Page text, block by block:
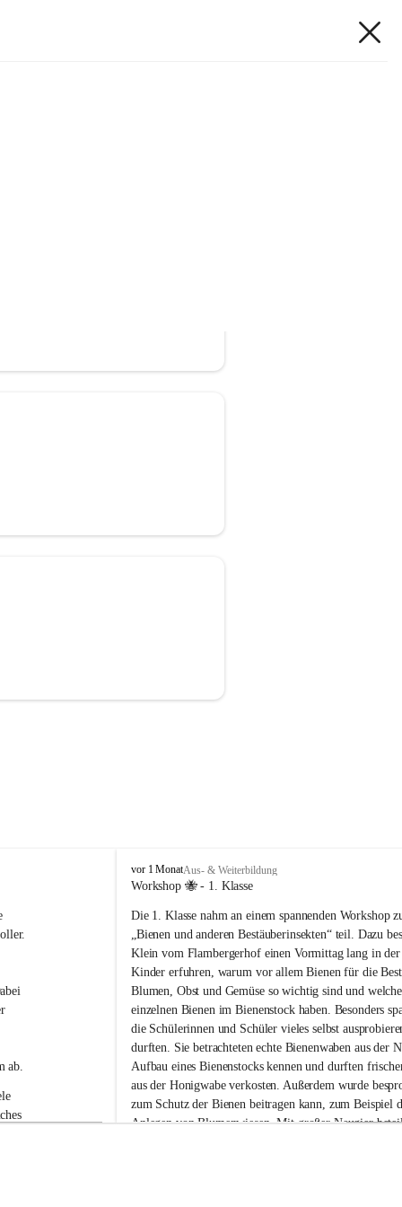
ab.
V
o
k
s
s
c
h
u
l
e
G
a
b
r
s
vor 1 MonatAus- & Weiterbildung
Workshop 🐝 - 1. Klasse
Die 1. Klasse nahm an einem spannenden Workshop
„Bienen und anderen Bestäuberinsekten“ teil. Dazu
Klein vom Flambergerhof einen Vormittag lang in
Kinder erfuhren, warum vor allem Bienen für die
Blumen, Obst und Gemüse so wichtig sind und
einzelnen Bienen im Bienenstock haben. Besonders
die Schülerinnen und Schüler vieles selbst
durften. Sie betrachteten echte Bienenwaben aus der
Aufbau eines Bienenstocks kennen und durften
aus der Honigwabe verkosten. Außerdem wurde
zum Schutz der Bienen beitragen kann, zum Beispiel
Anlegen von Blumenwiesen. Mit großer Neugier